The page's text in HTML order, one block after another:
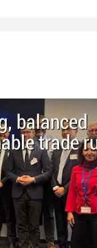
balanced
trade